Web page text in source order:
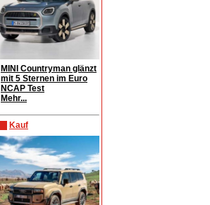
MINI Countryman glänzt
mit 5 Sternen im Euro
NCAP Test
Mehr...
Kauf